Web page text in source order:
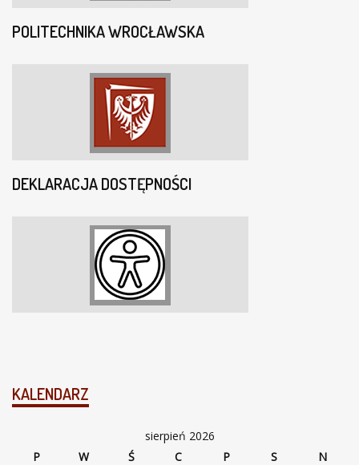
POLITECHNIKA WROCŁAWSKA
DEKLARACJA DOSTĘPNOŚCI
KALENDARZ
sierpień 2026
P
W Ś C P S
N